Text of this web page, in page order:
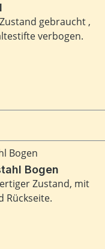
gebraucht ,
verbogen.
Bogen
Zustand, mit
Rückseite.